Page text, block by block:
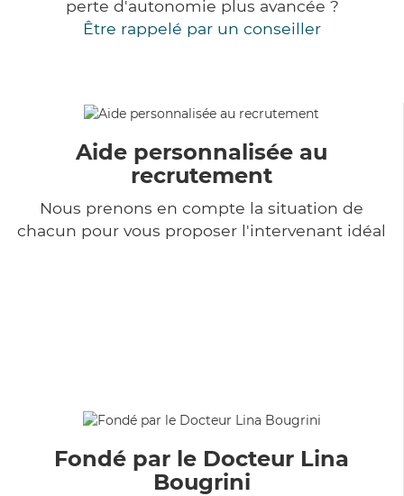
perte d'autonomie plus avancée ?
Être rappelé par un conseiller
Aide personnalisée au
recrutement
Nous prenons en compte la situation de
chacun pour vous proposer l'intervenant idéal
Fondé par le Docteur Lina
Bougrini